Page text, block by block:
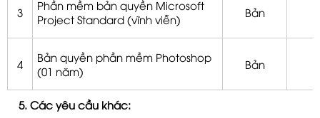
3
Phần mềm bản quyền Microsoft
Project Standard (vĩnh viễn)
Bản
4
Bản quyền phần mềm Photoshop
(01 năm)
Bản
5. Các yêu cầu khác: